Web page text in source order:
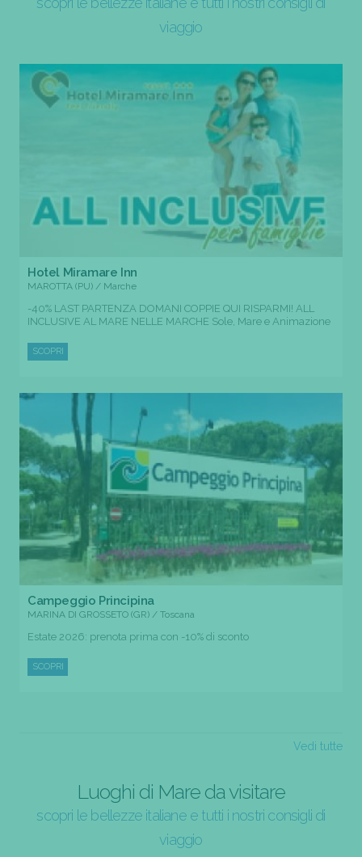
viaggio
Hotel Miramare Inn
MAROTTA (PU) / Marche
-40% LAST PARTENZA DOMANI COPPIE QUI RISPARMI! ALL
INCLUSIVE AL MARE NELLE MARCHE Sole, Mare e Animazione
SCOPRI
Campeggio Principina
MARINA DI GROSSETO (GR) / Toscana
Estate 2026: prenota prima con -10% di sconto
SCOPRI
Vedi tutte
Luoghi di Mare da visitare
scopri le bellezze italiane e tutti i nostri consigli di
viaggio